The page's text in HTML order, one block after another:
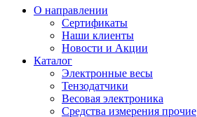
О направлении
Сертификаты
Наши клиенты
Новости и Акции
Каталог
Электронные весы
Тензодатчики
Весовая электроника
Средства измерения прочие